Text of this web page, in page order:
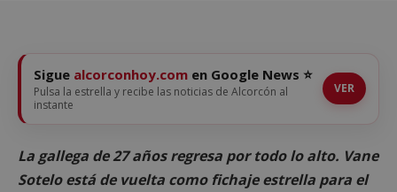
Sigue alcorconhoy.com en Google News ⭐
Pulsa la estrella y recibe las noticias de Alcorcón al
instante
VER
La gallega de 27 años regresa por todo lo alto. Vane
Sotelo está de vuelta como fichaje estrella para el